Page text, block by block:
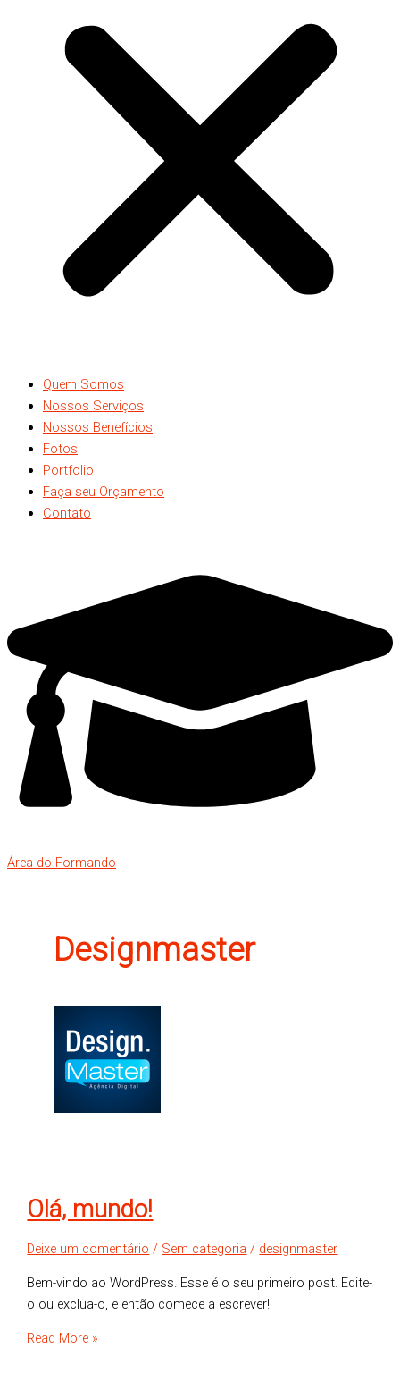
Quem Somos
Nossos Serviços
Nossos Benefícios
Fotos
Portfolio
Faça seu Orçamento
Contato
Área do Formando
Designmaster
Olá, mundo!
Deixe um comentário / Sem categoria / designmaster
Bem-vindo ao WordPress. Esse é o seu primeiro post. Edite-
o ou exclua-o, e então comece a escrever!
Read More »